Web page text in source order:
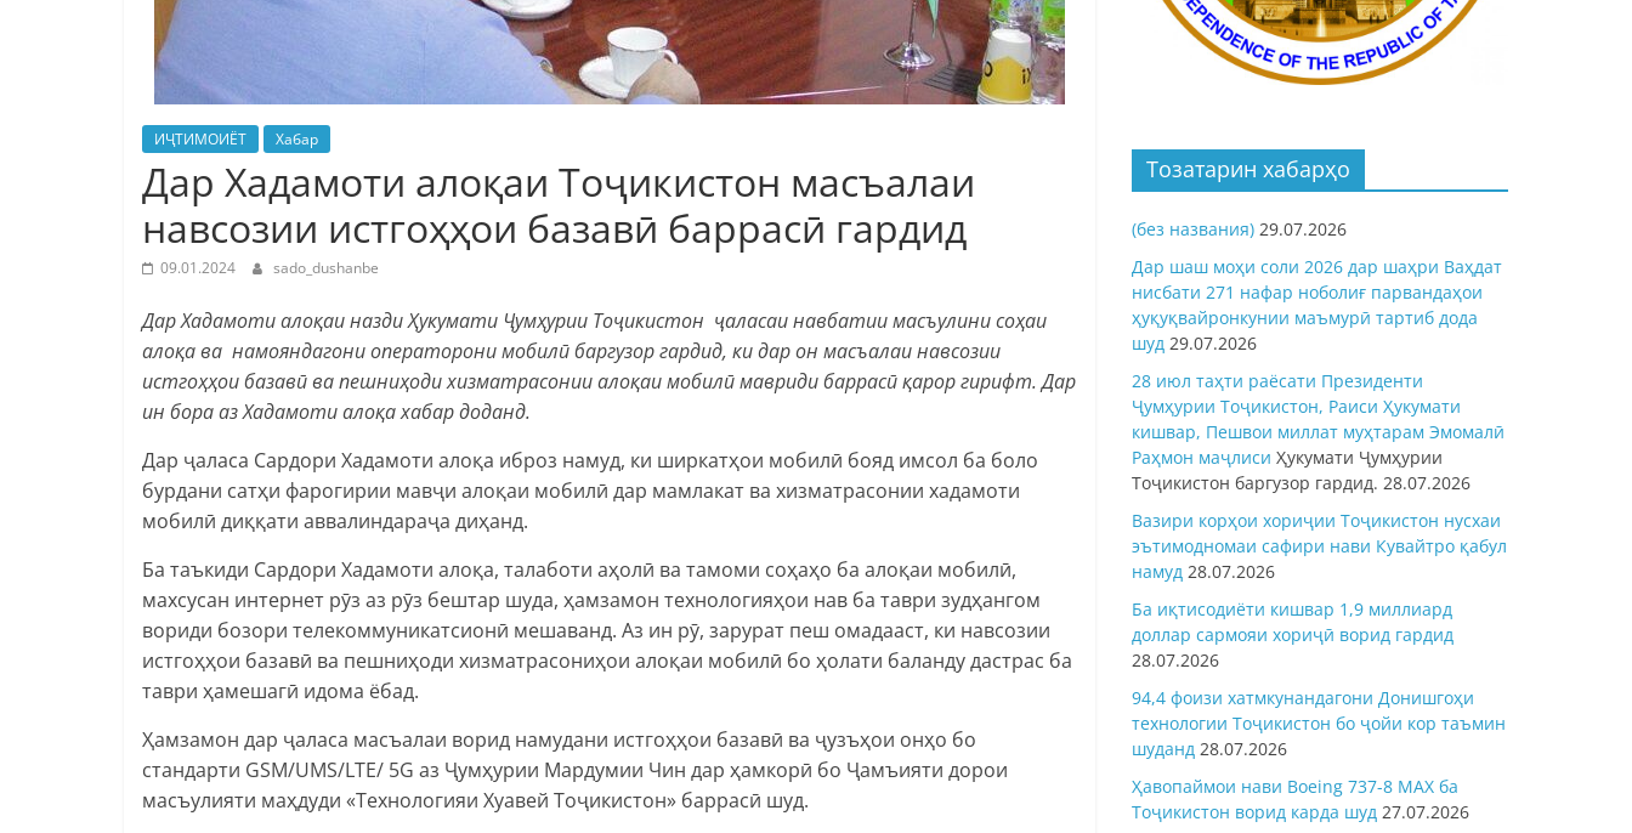
ИҶТИМОИЁТ Хабар
Дар Хадамоти алоқаи Тоҷикистон масъалаи
навсозии истгоҳҳои базавӣ баррасӣ гардид
09.01.2024 sado_dushanbe
Дар Хадамоти алоқаи назди Ҳукумати Ҷумҳурии Тоҷикистон ҷаласаи навбатии масъулини соҳаи
алоқа ва намояндагони операторони мобилӣ баргузор гардид, ки дар он масъалаи навсозии
истгоҳҳои базавӣ ва пешниҳоди хизматрасонии алоқаи мобилӣ мавриди баррасӣ қарор гирифт. Дар
ин бора аз Хадамоти алоқа хабар доданд.
Дар ҷаласа Сардори Хадамоти алоқа иброз намуд, ки ширкатҳои мобилӣ бояд имсол ба боло
бурдани сатҳи фарогирии мавҷи алоқаи мобилӣ дар мамлакат ва хизматрасонии хадамоти
мобилӣ диққати аввалиндараҷа диҳанд.
Ба таъкиди Сардори Хадамоти алоқа, талаботи аҳолӣ ва тамоми соҳаҳо ба алоқаи мобилӣ,
махсусан интернет рӯз аз рӯз бештар шуда, ҳамзамон технологияҳои нав ба таври зудҳангом
вориди бозори телекоммуникатсионӣ мешаванд. Аз ин рӯ, зарурат пеш омадааст, ки навсозии
истгоҳҳои базавӣ ва пешниҳоди хизматрасониҳои алоқаи мобилӣ бо ҳолати баланду дастрас ба
таври ҳамешагӣ идома ёбад.
Ҳамзамон дар ҷаласа масъалаи ворид намудани истгоҳҳои базавӣ ва ҷузъҳои онҳо бо
стандарти GSM/UMS/LTE/ 5G аз Ҷумҳурии Мардумии Чин дар ҳамкорӣ бо Ҷамъияти дорои
масъулияти маҳдуди «Технологияи Хуавей Тоҷикистон» баррасӣ шуд.
Тозатарин хабарҳо
(без названия) 29.07.2026
Дар шаш моҳи соли 2026 дар шаҳри Ваҳдат
нисбати 271 нафар ноболиғ парвандаҳои
ҳуқуқвайронкунии маъмурӣ тартиб дода
шуд 29.07.2026
28 июл таҳти раёсати Президенти
Ҷумҳурии Тоҷикистон, Раиси Ҳукумати
кишвар, Пешвои миллат муҳтарам Эмомалӣ
Раҳмон маҷлиси Ҳукумати Ҷумҳурии
Тоҷикистон баргузор гардид. 28.07.2026
Вазири корҳои хориҷии Тоҷикистон нусхаи
эътимодномаи сафири нави Кувайтро қабул
намуд 28.07.2026
Ба иқтисодиёти кишвар 1,9 миллиард
доллар сармояи хориҷӣ ворид гардид
28.07.2026
94,4 фоизи хатмкунандагони Донишгоҳи
технологии Тоҷикистон бо ҷойи кор таъмин
шуданд 28.07.2026
Ҳавопаймои нави Boeing 737-8 MAX ба
Тоҷикистон ворид карда шуд 27.07.2026